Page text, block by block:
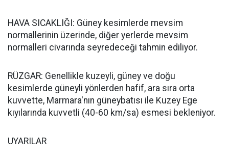
HAVA SICAKLIĞI: Güney kesimlerde mevsim
normallerinin üzerinde, diğer yerlerde mevsim
normalleri civarında seyredeceği tahmin ediliyor.
RÜZGAR: Genellikle kuzeyli, güney ve doğu
kesimlerde güneyli yönlerden hafif, ara sıra orta
kuvvette, Marmara'nın güneybatısı ile Kuzey Ege
kıyılarında kuvvetli (40-60 km/sa) esmesi bekleniyor.
UYARILAR